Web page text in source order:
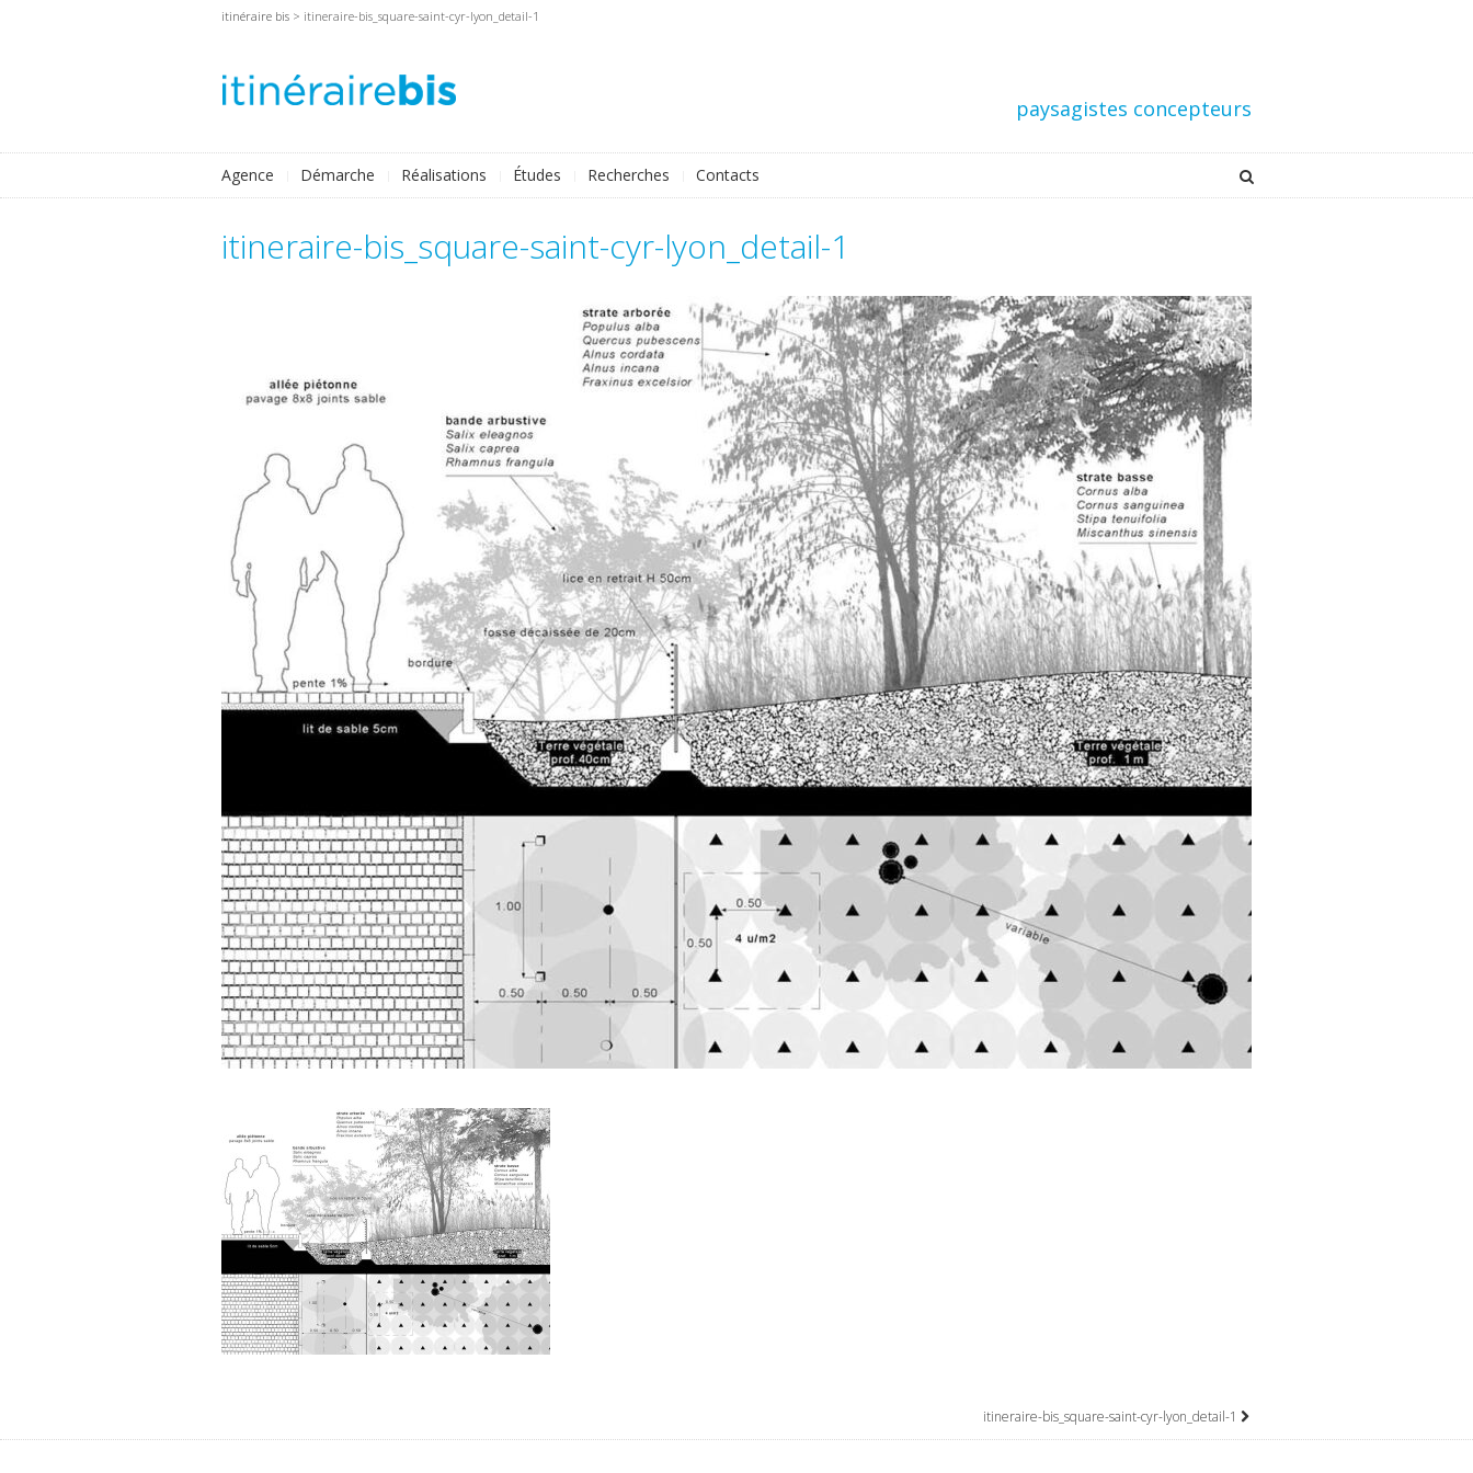
itinéraire bis > itineraire-bis_square-saint-cyr-lyon_detail-1
paysagistes concepteurs
Agence Démarche Réalisations Études Recherches Contacts
itineraire-bis_square-saint-cyr-lyon_detail-1
itineraire-bis_square-saint-cyr-lyon_detail-1